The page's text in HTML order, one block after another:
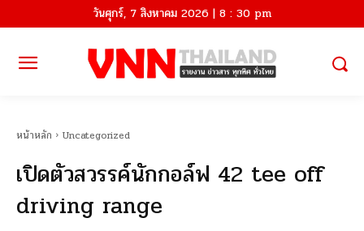
วันศุกร์, 7 สิงหาคม 2026 | 8 : 30 pm
หน้าหลัก Uncategorized
เปิดตัวสวรรค์นักกอล์ฟ 42 tee off
driving range